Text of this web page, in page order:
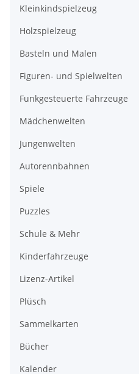
Kleinkindspielzeug
Holzspielzeug
Basteln und Malen
Figuren- und Spielwelten
Funkgesteuerte Fahrzeuge
Mädchenwelten
Jungenwelten
Autorennbahnen
Spiele
Puzzles
Schule & Mehr
Kinderfahrzeuge
Lizenz-Artikel
Plüsch
Sammelkarten
Bücher
Kalender